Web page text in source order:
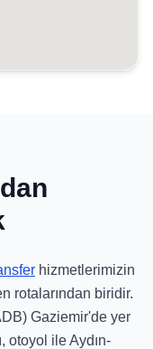
hizmetlerimizin
rotalarından biridir.
Gaziemir'de yer
otoyol ile Aydın-